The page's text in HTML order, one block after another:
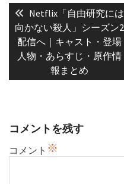
稿
ナ
ビ
ゲ
Previous
post:
Netflix「自由研究には
向かない殺人」シーズン2
配信へ｜キャスト・登場
人物・あらすじ・原作情
報まとめ
コメントを残す
コメント ※